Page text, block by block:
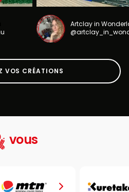
Artclay in
VOS CRÉATIONS
vous